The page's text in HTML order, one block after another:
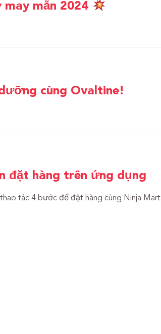
may mắn 2024
cùng Ovaltine!
đặt hàng trên ứng dụng
tác 4 bước để đặt hàng cùng Ninja Mart